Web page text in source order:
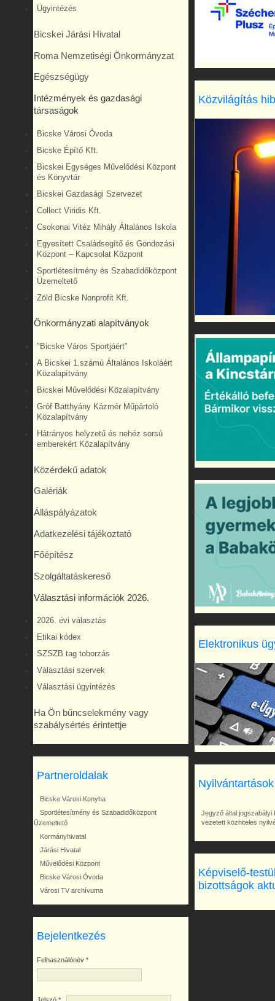
Ügyintézés
Bicskei Járási Hivatal
Roma Nemzetiségi Önkormányzat
Egészségügy
Intézmények és gazdasági
társaságok
Bicske Városi Óvoda
Bicske Építő Kft.
Bicskei Egységes Művelődési Központ
és Könyvtár
Bicskei Gazdasági Szervezet
Collect Viridis Kft.
Csokonai Vitéz Mihály Általános Iskola
Egyesített Családsegítő és Gondozási
Központ – Kapcsolat Központ
Sportlétesítmény és Szabadidőközpont
Üzemeltető
Zöld Bicske Nonprofit Kft.
Önkormányzati alapítványok
"Bicske Város Sportjáért"
A Bicskei 1.számú Általános Iskoláért
Közalapítvány
Bicskei Művelődési Közalapítvány
Gróf Batthyány Kázmér Műpártoló
Közalapítvány
Hátrányos helyzetű és nehéz sorsú
emberekért Közalapítvány
Közérdekű adatok
Galériák
Álláspályázatok
Adatkezelési tájékoztató
Főépítész
Szolgáltatáskereső
Választási információk 2026.
2026. évi választás
Etikai kódex
SZSZB tag toborzás
Választási szervek
Választási ügyintézés
Ha Ön bűncselekmény vagy
szabálysértés érintettje
Partneroldalak
Bicske Városi Konyha
Sportlétesítmény és Szabadidőközpont
Üzemeltető
Kormányhivatal
Járási Hivatal
Művelődési Központ
Bicske Városi Óvoda
Városi TV archívuma
Bejelentkezés
Felhasználónév *
Közvilágítás
Elektronikus
Nyilvántartások
Jegyző által jogszabályi
vezetett közhiteles
Képviselő-
bizottságok